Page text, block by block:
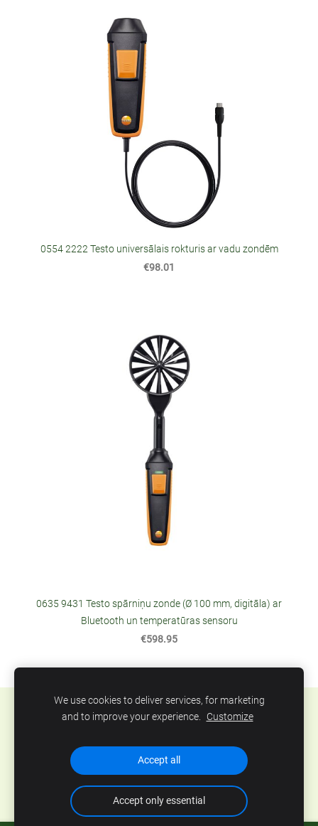
0554 2222 Testo universālais rokturis ar vadu zondēm
€98.01
0635 9431 Testo spārniņu zonde (Ø 100 mm, digitāla) ar
Bluetooth un temperatūras sensoru
€598.95
Sīkdatnes
SIA Abero, Mūkusalas 33, Rīga, Latvija. Tel.: +371
67801078, epasts:info@abero.lv
We use cookies to deliver services, for marketing
and to improve your experience. Customize
Accept all
Accept only essential